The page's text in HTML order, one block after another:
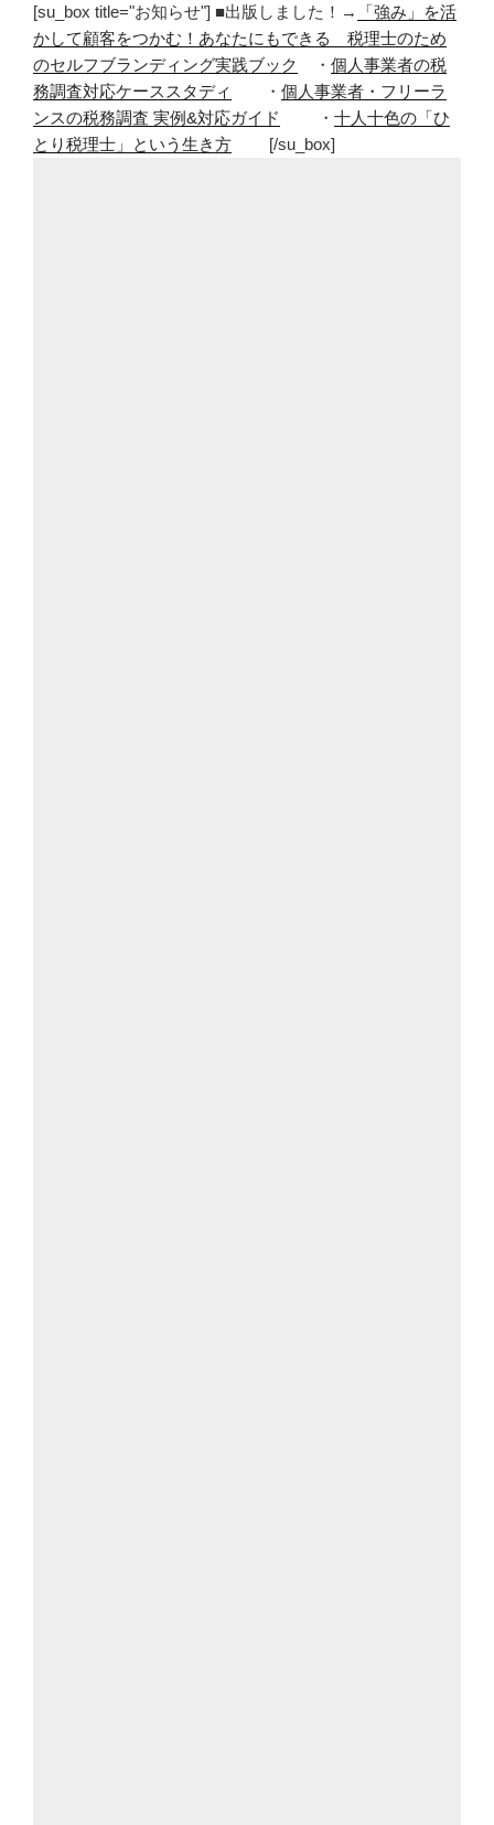
[su_box title="お知らせ"] ■出版しました！→
「強み」を活
かして顧客をつかむ！あなたにもできる 税理士のため
のセルフブランディング実践ブック
・ 個人事業者の税
務調査対応ケーススタディ
・ 個人事業者・フリーラ
ンスの税務調査 実例&対応ガイド
・ 十人十色の「ひ
とり税理士」という生き方 [/su_box]